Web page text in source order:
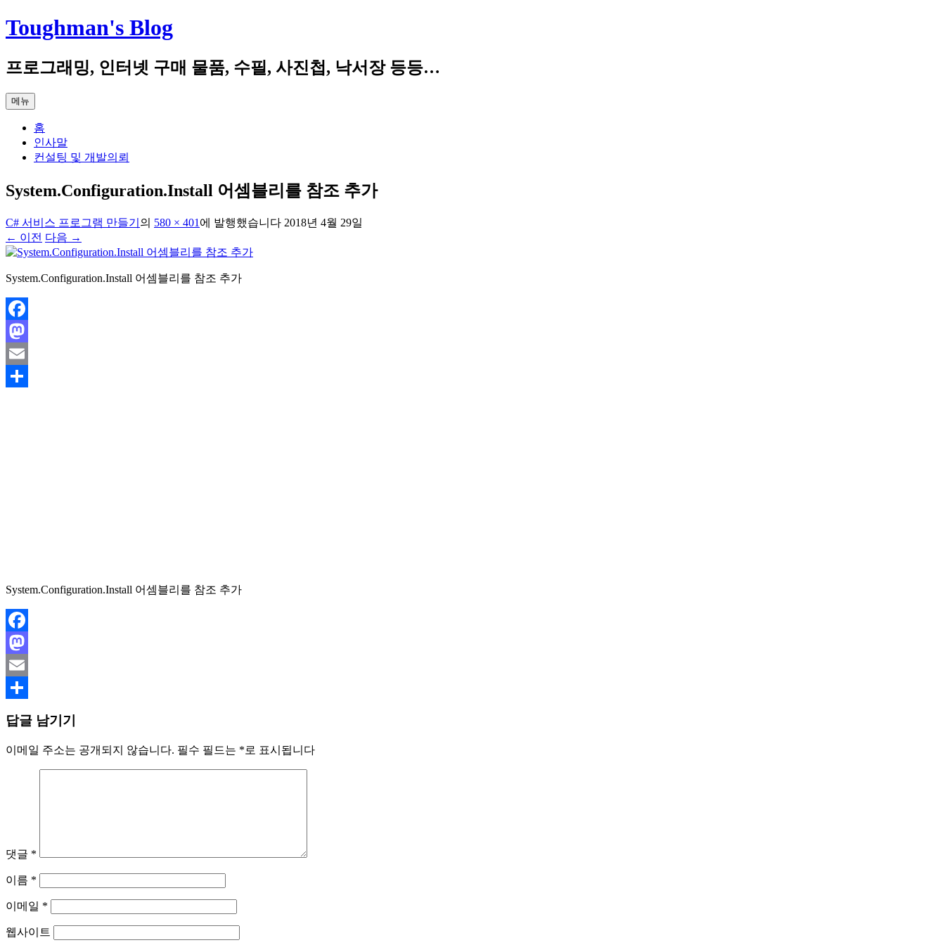
컨
텐
로
너
뛰
Toughman's Blog
프로그래밍, 인터넷 구매 물품, 수필, 사진첩, 낙서장 등등…
메뉴
홈
인사말
컨설팅 및 개발의뢰
System.Configuration.Install 어셈블리를 참조 추가
C# 서비스 프로그램 만들기 의 580 × 401 에 발행했습니다 2018년 4월 29일
← 이전 다음 →
System.Configuration.Install 어셈블리를 참조 추가
Facebook
Mastodon
Email
System.Configuration.Install 어셈블리를 참조 추가
Facebook
Mastodon
Email
답글 남기기
이메일 주소는 공개되지 않습니다. 필수 필드는 *로 표시됩니다
댓글 *
이름 *
이메일 *
웹사이트